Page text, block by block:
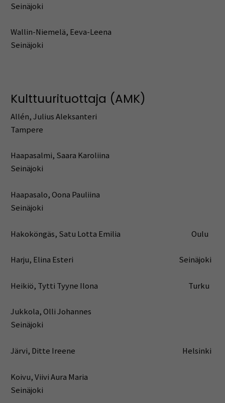
Seinäjoki
Wallin-Niemelä, Eeva-Leena
Seinäjoki
Kulttuurituottaja (AMK)
Allén, Julius Aleksanteri
Tampere
Haapasalmi, Saara Karoliina
Seinäjoki
Haapasalo, Oona Pauliina
Seinäjoki
Hakoköngäs, Satu Lotta Emilia Oulu
Harju, Elina Esteri Seinäjoki
Heikiö, Tytti Tyyne Ilona Turku
Jukkola, Olli Johannes
Seinäjoki
Järvi, Ditte Ireene Helsinki
Koivu, Viivi Aura Maria
Seinäjoki